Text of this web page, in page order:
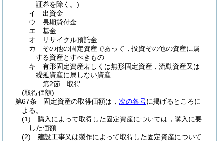
証券を除く。)
イ
出資金
ウ
長期貸付金
エ
基金
オ
リサイクル預託金
カ
その他の固定資産であって，投資その他の資産に属
する資産とすべきもの
キ
有形固定資産若しくは無形固定資産，流動資産又は
繰延資産に属しない資産
第2節
取得
(取得価額)
第67条
固定資産の取得価額は， 次の各号に掲げるところに
よる。
(1)
購入によって取得した固定資産については，購入に要
した価額
(2)
建設工事又は製作によって取得した固定資産について